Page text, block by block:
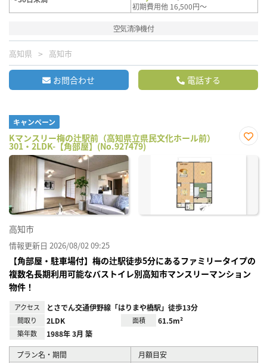
初期費用他 16,500円～
空気清浄機付
高知県 高知市
お問合わせ 電話する
キャンペーン
Kマンスリー梅の辻駅前（高知県立県民文化ホール前）
301・2LDK-【角部屋】(No.927479)
に入
高知市
情報更新日 2026/08/02 09:25
【角部屋・駐車場付】梅の辻駅徒歩5分にあるファミリータイプの
複数名長期利用可能なバストイレ別高知市マンスリーマンション
物件！
アクセス とさでん交通伊野線「はりまや橋駅」徒歩13分
間取り 2LDK 面積 61.5m²
築年数 1988年 3月 築
プラン名・期間 月額目安